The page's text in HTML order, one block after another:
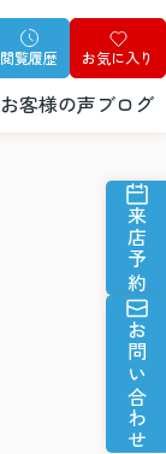
閲覧履歴 お気に入り
お客様の声ブログ
来店予約
お問い合わせ